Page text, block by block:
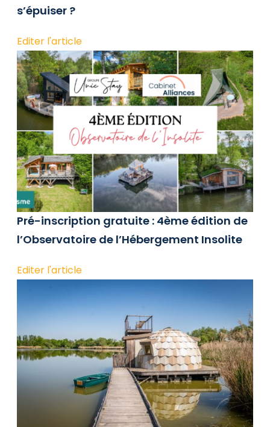
s’épuiser ?
Editer l'article
Pré-inscription gratuite : 4ème édition de
l’Observatoire de l’Hébergement Insolite
Editer l'article